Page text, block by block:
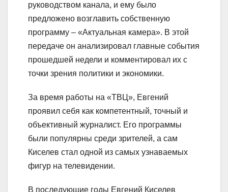
руководством канала, и ему было
предложено возглавить собственную
программу – «Актуальная камера». В этой
передаче он анализировал главные события
прошедшей недели и комментировал их с
точки зрения политики и экономики.
За время работы на «ТВЦ», Евгений
проявил себя как компетентный, точный и
объективный журналист. Его программы
были популярны среди зрителей, а сам
Киселев стал одной из самых узнаваемых
фигур на телевидении.
В последующие годы Евгений Киселев